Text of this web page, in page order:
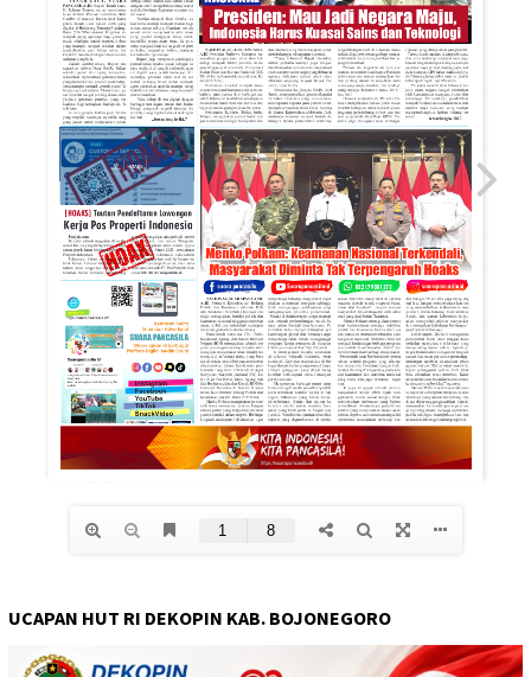
UCAPAN HUT RI DEKOPIN KAB. BOJONEGORO